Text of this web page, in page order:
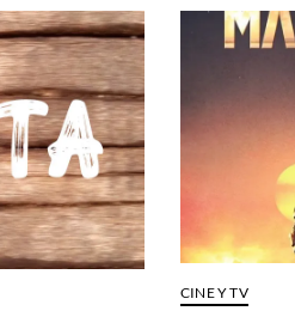
Bill
Plympton
CINE Y TV